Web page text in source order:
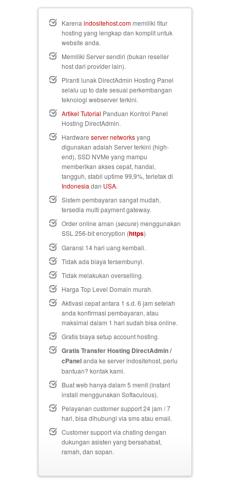
Karena indositehost.commemiliki fitur
hosting yang lengkap dan komplit untuk
website anda.
Memiliki Server sendiri (bukan reseller
host dari provider lain).
Piranti lunak DirectAdmin Hosting Panel
selalu up to date sesuai perkembangan
teknologi webserver terkini.
Artikel Tutorial Panduan Kontrol Panel
Hosting DirectAdmin.
Hardware server networksyang
digunakan adalah Server terkini (high-
end), SSD NVMe yang mampu
memberikan akses cepat, handal,
tangguh, stabil uptime 99,9%, terletak di
Indonesia dan USA.
Sistem pembayaran sangat mudah,
tersedia multi payment gateway.
Order online aman (secure) menggunakan
SSL 256-bit encryption (https)
Garansi 14 hari uang kembali.
Tidak ada biaya tersembunyi.
Tidak melakukan overselling.
Harga Top Level Domain murah.
Aktivasi cepat antara 1 s.d. 6 jam setelah
anda konfirmasi pembayaran, atau
maksimal dalam 1 hari sudah bisa online.
Gratis biaya setupaccount hosting.
Gratis Transfer Hosting DirectAdmin /
cPanelanda ke server indositehost, perlu
bantuan? kontak kami.
Buat web hanya dalam 5 menit (instant
install menggunakan Softaculous).
Pelayanan customer support 24 jam / 7
hari, bisa dihubungi via sms atau email.
Customer support via chating dengan
dukungan asisten yang bersahabat,
ramah, dan sopan.